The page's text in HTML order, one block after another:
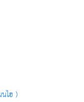
ไฮ )